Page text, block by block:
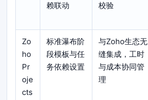
赖联动
校验
Zo
ho
Pr
oje
cts
标准瀑布阶
段模板与任
务依赖设置
与Zoho生态无
缝集成，工时
与成本协同管
理